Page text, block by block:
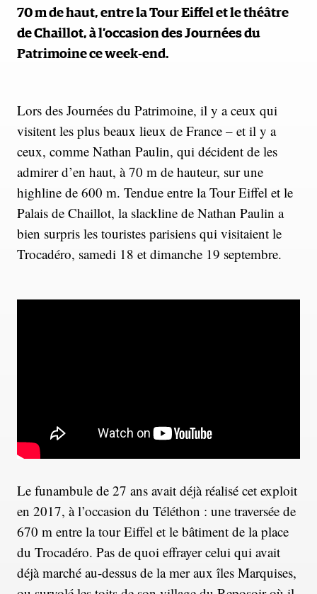
70 m de haut, entre la Tour Eiffel et le théâtre
de Chaillot, à l’occasion des Journées du
Patrimoine ce week-end.
Lors des Journées du Patrimoine, il y a ceux qui
visitent les plus beaux lieux de France – et il y a
ceux, comme Nathan Paulin, qui décident de les
admirer d’en haut, à 70 m de hauteur, sur une
highline de 600 m. Tendue entre la Tour Eiffel et le
Palais de Chaillot, la slackline de Nathan Paulin a
bien surpris les touristes parisiens qui visitaient le
Trocadéro, samedi 18 et dimanche 19 septembre.
Le funambule de 27 ans avait déjà réalisé cet exploit
en 2017, à l’occasion du Téléthon : une traversée de
670 m entre la tour Eiffel et le bâtiment de la place
du Trocadéro. Pas de quoi effrayer celui qui avait
déjà marché au-dessus de la mer aux îles Marquises,